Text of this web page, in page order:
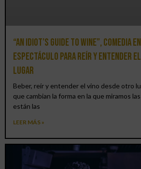
“An Idiot’s Guide to Wine”, comedia
espectáculo para reír y entender
lugar
Beber, reír y entender el vino desde otro
que cambian la forma en la que miramos
están las
LEER MÁS »